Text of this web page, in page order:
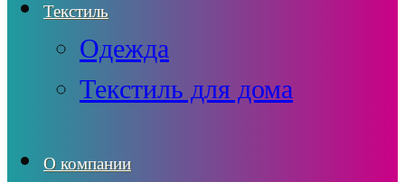
Текстиль
Одежда
Текстиль для дома
О компании